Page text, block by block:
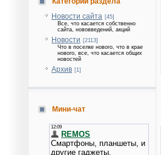
Новости сайта [45]
Все, что касается собственно
сайта, нововведений, акций
Новости [2113]
Что в поселке нового, что в крае
нового, все, что касается общих
новостей
Архив [1]
Мини-чат